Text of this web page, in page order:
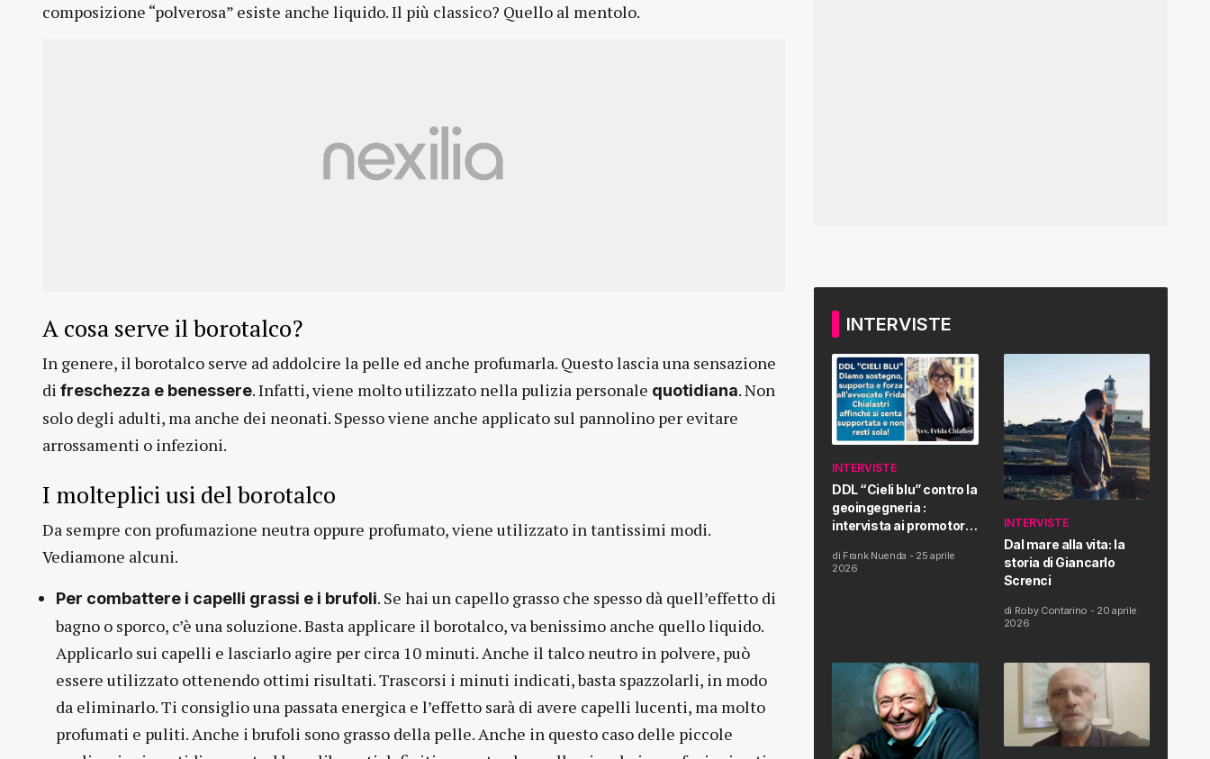
composizione “polverosa” esiste anche liquido. Il più classico? Quello al mentolo.
A cosa serve il borotalco?
In genere, il borotalco serve ad addolcire la pelle ed anche profumarla. Questo lascia una sensazione
di freschezza e benessere. Infatti, viene molto utilizzato nella pulizia personale quotidiana. Non
solo degli adulti, ma anche dei neonati. Spesso viene anche applicato sul pannolino per evitare
arrossamenti o infezioni.
I molteplici usi del borotalco
Da sempre con profumazione neutra oppure profumato, viene utilizzato in tantissimi modi.
Vediamone alcuni.
Per combattere i capelli grassi e i brufoli. Se hai un capello grasso che spesso dà quell’effetto di
bagno o sporco, c’è una soluzione. Basta applicare il borotalco, va benissimo anche quello liquido.
Applicarlo sui capelli e lasciarlo agire per circa 10 minuti. Anche il talco neutro in polvere, può
essere utilizzato ottenendo ottimi risultati. Trascorsi i minuti indicati, basta spazzolarli, in modo
da eliminarlo. Ti consiglio una passata energica e l’effetto sarà di avere capelli lucenti, ma molto
profumati e puliti. Anche i brufoli sono grasso della pelle. Anche in questo caso delle piccole
INTERVISTE
INTERVISTE
DDL “Cieli blu” contro la
geoingegneria :
intervista ai promotori
Proposta di Legge
di Frank Nuenda - 25 aprile
2026
INTERVISTE
Dal mare alla vita: la
storia di Giancarlo
Screnci
di Roby Contarino - 20 aprile
2026